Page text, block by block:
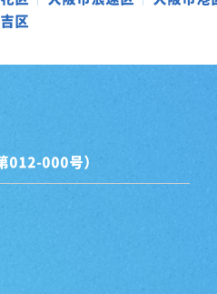
区
012-000号）